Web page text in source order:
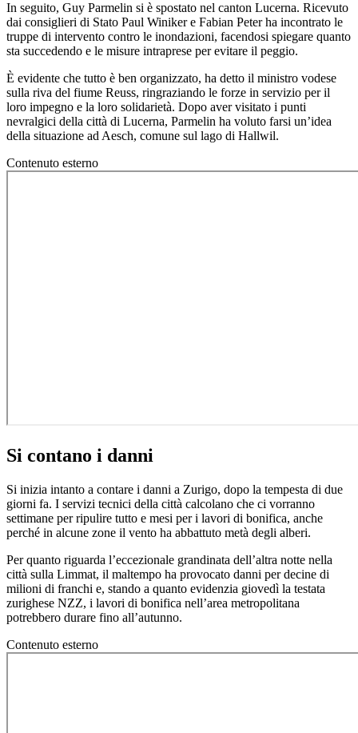
In seguito, Guy Parmelin si è spostato nel canton Lucerna. Ricevuto
dai consiglieri di Stato Paul Winiker e Fabian Peter ha incontrato le
truppe di intervento contro le inondazioni, facendosi spiegare quanto
sta succedendo e le misure intraprese per evitare il peggio.
È evidente che tutto è ben organizzato, ha detto il ministro vodese
sulla riva del fiume Reuss, ringraziando le forze in servizio per il
loro impegno e la loro solidarietà. Dopo aver visitato i punti
nevralgici della città di Lucerna, Parmelin ha voluto farsi un’idea
della situazione ad Aesch, comune sul lago di Hallwil.
Contenuto esterno
Si contano i danni
Si inizia intanto a contare i danni a Zurigo, dopo la tempesta di due
giorni fa. I servizi tecnici della città calcolano che ci vorranno
settimane per ripulire tutto e mesi per i lavori di bonifica, anche
perché in alcune zone il vento ha abbattuto metà degli alberi.
Per quanto riguarda l’eccezionale grandinata dell’altra notte nella
città sulla Limmat, il maltempo ha provocato danni per decine di
milioni di franchi e, stando a quanto evidenzia giovedì la testata
zurighese NZZ, i lavori di bonifica nell’area metropolitana
potrebbero durare fino all’autunno.
Contenuto esterno